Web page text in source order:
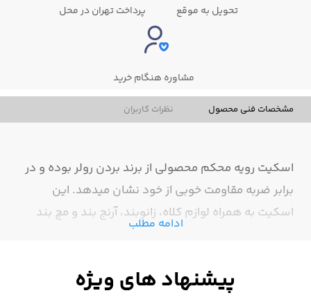
تحویل به موقع پرداخت تهران در محل
مشاوره هنگام خرید
مشخصات فنی محصول نظرات کاربران
اسکیت رویه محکم محصولی از برند بردن رولر بوده و در
برابر ضربه مقاومت خوبی از خود نشان میدهد. این
اسکیت به همراه لوازم کلاه، زانوبند، آرنج بند و مچ بند
ادامه مطلب